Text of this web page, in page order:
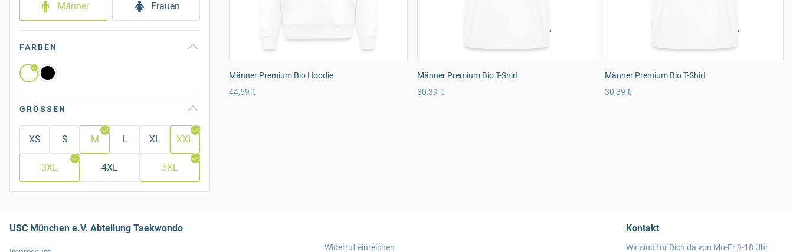
Männer Frauen
FARBEN
GRÖSSEN
XS S M L XL XXL
3XL 4XL 5XL
Männer Premium Bio Hoodie
44,59 €
Männer Premium Bio T-Shirt
30,39 €
Männer Premium Bio T-Shirt
30,39 €
USC München e.V. Abteilung Taekwondo
Widerruf einreichen
Kontakt
Wir sind für Dich da von Mo-Fr 9-18 Uhr